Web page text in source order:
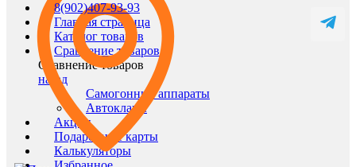
8(902)407-93-93
Главная страница
Каталог товаров
Сравнение товаров
Сравнение товаров
назад
Самогонные аппараты
Автоклавы
Акции
Подарочные карты
Калькуляторы